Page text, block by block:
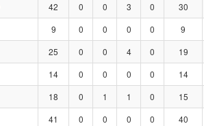
42 0 0 3 0 30
9 0 0 0 0 9
25 0 0 4 0 19
14 0 0 0 0 14
18 0 1 1 0 15
41 0 0 0 0 40